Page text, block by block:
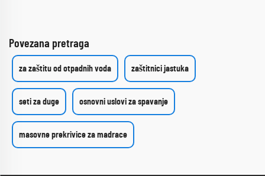
Povezana pretraga
za zaštitu od otpadnih voda zaštitnici jastuka
seti za duge osnovni uslovi za spavanje
masovne prekrivice za madrace